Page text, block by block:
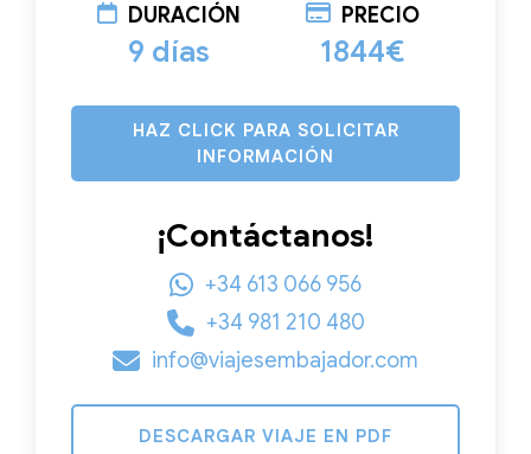
DURACIÓN
9 días
PRECIO
1844€
HAZ CLICK PARA SOLICITAR
INFORMACIÓN
¡Contáctanos!
+34 613 066 956
+34 981 210 480
info@viajesembajador.com
DESCARGAR VIAJE EN PDF